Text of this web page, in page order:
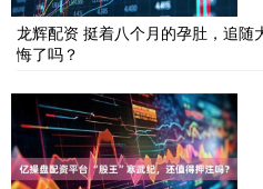
龙辉配资 挺着八个月的孕肚，追
悔了吗？